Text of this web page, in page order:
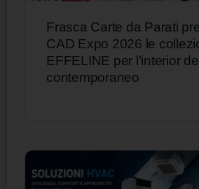
Frasca Carte da Parati
CAD Expo 2026 le
EFFELINE per l’interior
contemporaneo